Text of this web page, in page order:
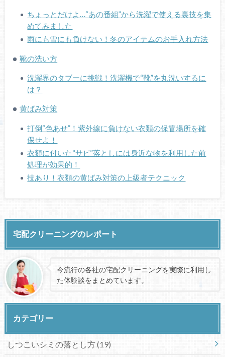
ちょっとだけよ…“あの番組”から洗濯で使える裏技を集
めてみました
雨にも雪にも負けない！冬のアイテムのお手入れ方法
靴の洗い方
洗濯界のタブーに挑戦！洗濯機で“靴”を丸洗いするに
は？
黄ばみ対策
打倒“色あせ”！紫外線に負けない衣類の保管場所を確
保せよ！
衣類に付いた“サビ”落としには身近な物を利用した前
処理が効果的！
技あり！衣類の黄ばみ対策の上級者テクニック
宅配クリーニングのレポート
今流行の各社の宅配クリーニングを実際に利用し
た体験談をまとめています。
カテゴリー
しつこいシミの落とし方(19)